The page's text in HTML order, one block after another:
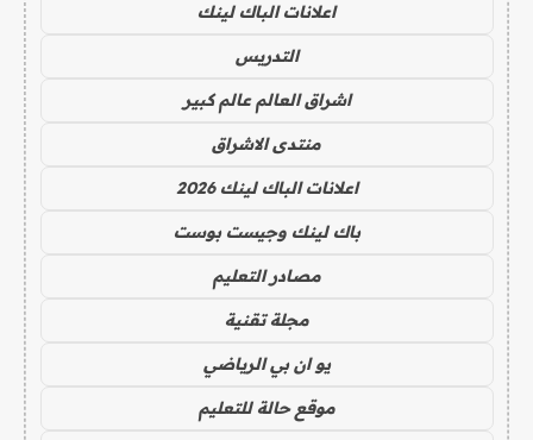
اعلانات الباك لينك
التدريس
اشراق العالم عالم كبير
منتدى الاشراق
اعلانات الباك لينك 2026
باك لينك وجيست بوست
مصادر التعليم
مجلة تقنية
يو ان بي الرياضي
موقع حالة للتعليم